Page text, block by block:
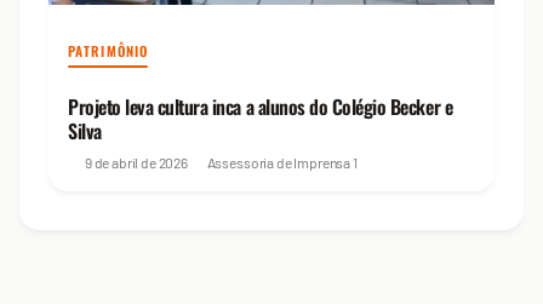
PATRIMÔNIO
Projeto leva cultura inca a alunos do Colégio Becker e
Silva
9 de abril de 2026 Assessoria de Imprensa 1